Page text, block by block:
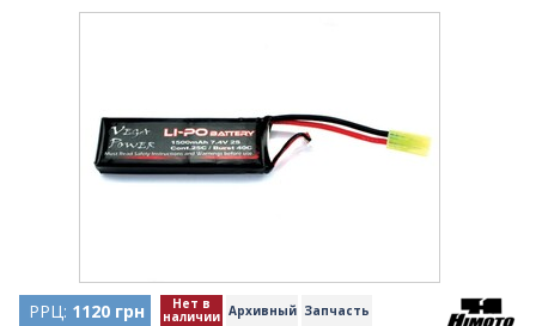
РРЦ: 1120 грн Нет в
наличии Архивный Запчасть